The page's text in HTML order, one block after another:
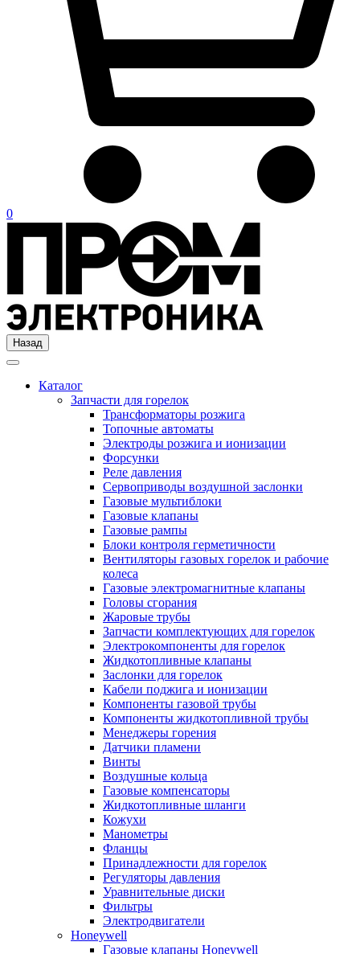
0
Назад
Каталог
Запчасти для горелок
Трансформаторы розжига
Топочные автоматы
Электроды розжига и ионизации
Форсунки
Реле давления
Сервоприводы воздушной заслонки
Газовые мультиблоки
Газовые клапаны
Газовые рампы
Блоки контроля герметичности
Вентиляторы газовых горелок и рабочие
колеса
Газовые электромагнитные клапаны
Головы сгорания
Жаровые трубы
Запчасти комплектующих для горелок
Электрокомпоненты для горелок
Жидкотопливные клапаны
Заслонки для горелок
Кабели поджига и ионизации
Компоненты газовой трубы
Компоненты жидкотопливной трубы
Менеджеры горения
Датчики пламени
Винты
Воздушные кольца
Газовые компенсаторы
Жидкотопливные шланги
Кожухи
Манометры
Фланцы
Принадлежности для горелок
Регуляторы давления
Уравнительные диски
Фильтры
Электродвигатели
Honeywell
Газовые клапаны Honeywell